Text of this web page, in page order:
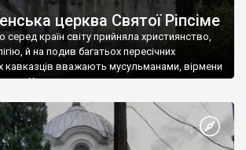
церква Святої Ріпсіме
серед країн світу прийняла християнство,
й на подив багатьох пересічних
кавказців вважають мусульманами, вірмени
Христа